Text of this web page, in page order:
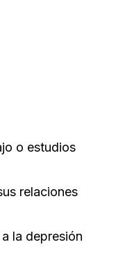
o estudios
relaciones
la depresión